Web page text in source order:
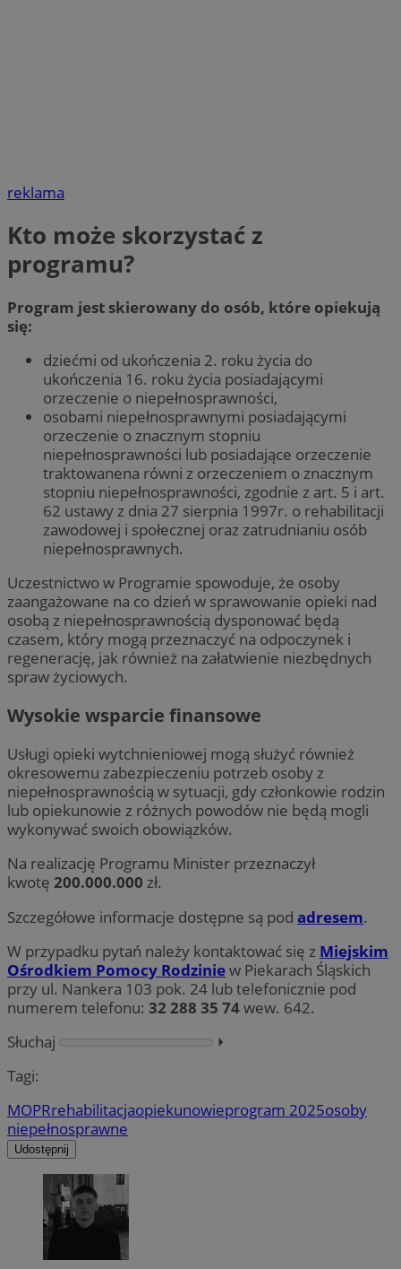
reklama
Kto może skorzystać z
programu?
Program jest skierowany do osób, które opiekują
się:
dziećmi od ukończenia 2. roku życia do
ukończenia 16. roku życia posiadającymi
orzeczenie o niepełnosprawności,
osobami niepełnosprawnymi posiadającymi
orzeczenie o znacznym stopniu
niepełnosprawności lub posiadające orzeczenie
traktowanena równi z orzeczeniem o znacznym
stopniu niepełnosprawności, zgodnie z art. 5 i art.
62 ustawy z dnia 27 sierpnia 1997r. o rehabilitacji
zawodowej i społecznej oraz zatrudnianiu osób
niepełnosprawnych.
Uczestnictwo w Programie spowoduje, że osoby
zaangażowane na co dzień w sprawowanie opieki nad
osobą z niepełnosprawnością dysponować będą
czasem, który mogą przeznaczyć na odpoczynek i
regenerację, jak również na załatwienie niezbędnych
spraw życiowych.
Wysokie wsparcie finansowe
Usługi opieki wytchnieniowej mogą służyć również
okresowemu zabezpieczeniu potrzeb osoby z
niepełnosprawnością w sytuacji, gdy członkowie rodzin
lub opiekunowie z różnych powodów nie będą mogli
wykonywać swoich obowiązków.
Na realizację Programu Minister przeznaczył
kwotę 200.000.000 zł.
Szczegółowe informacje dostępne są pod adresem.
W przypadku pytań należy kontaktować się z Miejskim
Ośrodkiem Pomocy Rodziniew Piekarach Śląskich
przy ul. Nankera 103 pok. 24 lub telefonicznie pod
numerem telefonu: 32 288 35 74wew. 642.
Słuchaj
⏵︎
Tagi:
MOPRrehabilitacjaopiekunowieprogram 2025osoby
niepełnosprawne
Udostępnij